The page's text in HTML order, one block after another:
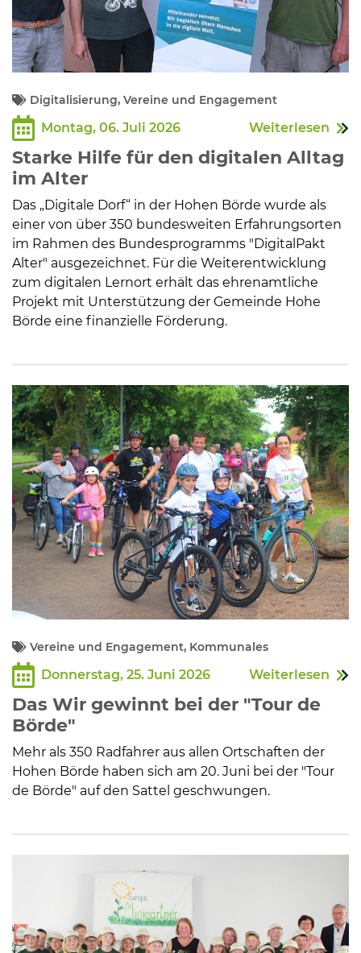
Tourismus, Freizeit, Dorfleben
Digitalisierung, Vereine und Engagement
Montag, 06. Juli 2026 Weiterlesen
Starke Hilfe für den digitalen Alltag
im Alter
Das „Digitale Dorf“ in der Hohen Börde wurde als
einer von über 350 bundesweiten Erfahrungsorten
im Rahmen des Bundesprogramms "DigitalPakt
Alter" ausgezeichnet. Für die Weiterentwicklung
zum digitalen Lernort erhält das ehrenamtliche
Projekt mit Unterstützung der Gemeinde Hohe
Börde eine finanzielle Förderung.
Vereine und Engagement, Kommunales
Donnerstag, 25. Juni 2026 Weiterlesen
Das Wir gewinnt bei der "Tour de
Börde"
Mehr als 350 Radfahrer aus allen Ortschaften der
Hohen Börde haben sich am 20. Juni bei der "Tour
de Börde" auf den Sattel geschwungen.